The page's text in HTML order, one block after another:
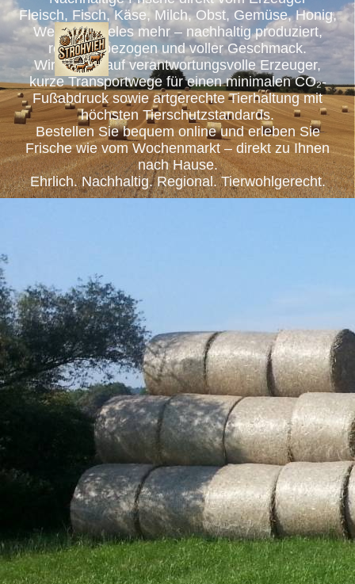
Fleisch, Fisch, Käse, Milch, Obst, Gemüse, Honig,
Wein und vieles mehr – nachhaltig produziert,
regional bezogen und voller Geschmack.
Wir setzen auf verantwortungsvolle Erzeuger,
kurze Transportwege für einen minimalen CO₂-
Fußabdruck sowie artgerechte Tierhaltung mit
höchsten Tierschutzstandards.
Bestellen Sie bequem online und erleben Sie
Frische wie vom Wochenmarkt – direkt zu Ihnen
nach Hause.
Ehrlich. Nachhaltig. Regional. Tierwohlgerecht.